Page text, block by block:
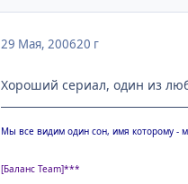
29 Мая, 200620 г
Хороший сериал, один из
Мы все видим один сон, имя которому -
[Баланс Team]***